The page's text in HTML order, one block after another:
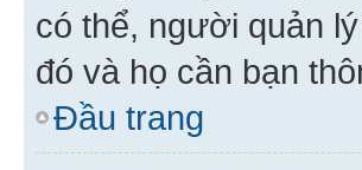
có thể, người quản
đó và họ cần bạn
Đầu trang